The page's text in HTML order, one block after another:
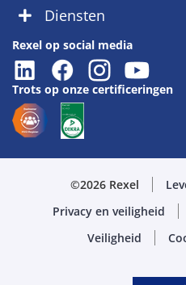
Diensten
Rexel op social media
Trots op onze certificeringen
©2026 Rexel
Privacy en veiligheid
Veiligheid